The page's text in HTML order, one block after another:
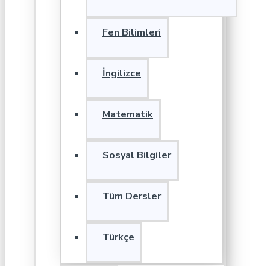
Fen Bilimleri
İngilizce
Matematik
Sosyal Bilgiler
Tüm Dersler
Türkçe